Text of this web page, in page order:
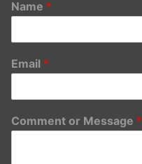
Name *
Email *
Comment or Message *